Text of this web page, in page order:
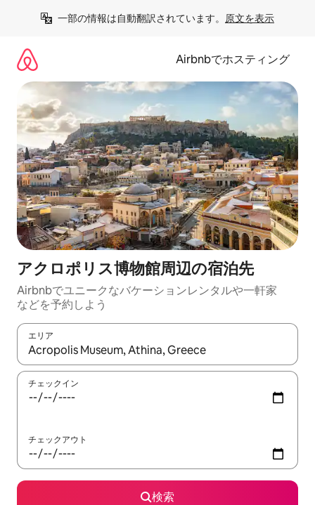
一部の情報は自動翻訳されています。 原文を表示
Airbnbでホスティング
アクロポリス博物館⁠周⁠辺⁠の宿⁠泊⁠先
Airbnbでユニークなバ⁠ケ⁠ー⁠シ⁠ョ⁠ンレ⁠ン⁠タ⁠ルや一⁠軒⁠家
な⁠ど⁠を予⁠約⁠し⁠よ⁠う
エリア
検索結果が表示されたら、上下の矢印キーを使って移動するか
チェックイン
チェックアウト
検索